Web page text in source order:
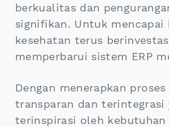
berkualitas dan
signifikan. Untuk mencapai
kesehatan terus
memperbarui sistem ERP
Dengan menerapkan
transparan dan terintegrasi
terinspirasi oleh kebutuhan